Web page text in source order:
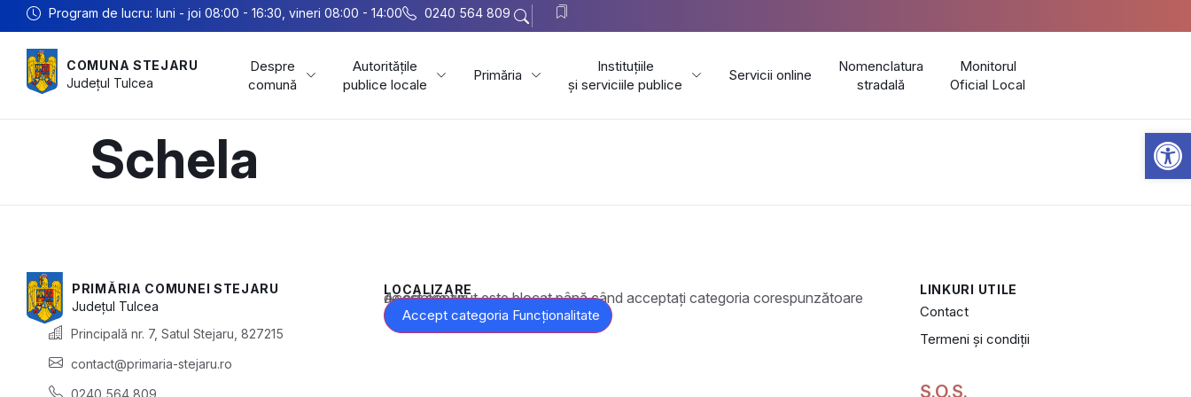
Program de lucru: luni - joi 08:00 - 16:30, vineri 08:00 - 14:00 0240 564 809
COMUNA STEJARU
Județul Tulcea
Despre
comună
Autoritățile
publice locale
Primăria
Instituțiile
și serviciile publice
Servicii online
Nomenclatura
stradală
Monitorul
Oficial Local
Schela
PRIMĂRIA COMUNEI STEJARU
Județul Tulcea
Principală nr. 7, Satul Stejaru, 827215
contact@primaria-stejaru.ro
0240 564 809
LOCALIZARE
Acest conținut este blocat până când acceptați categoria corespunzătoare de cookie-uri.
Accept categoria Funcționalitate
LINKURI UTILE
Contact
Termeni și condiții
S.O.S.